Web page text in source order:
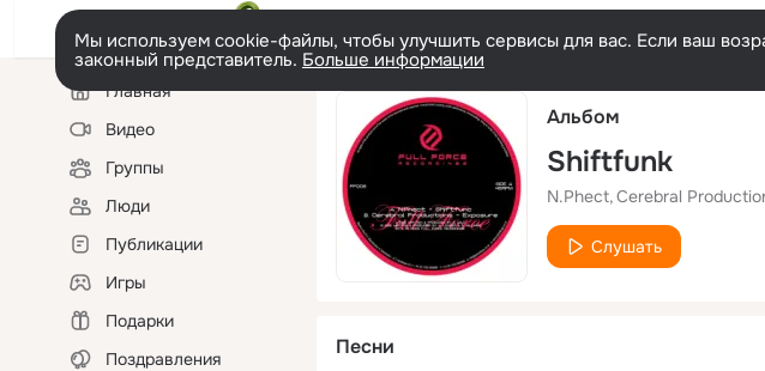
Мы используем cookie-файлы, чтобы улучшить сервисы для вас. Если ваш
законный представитель. Больше информации
Левая
колонкаГлавная
Видео
Группы
Люди
Публикации
Игры
Подарки
Поздравления
Альбом
Shiftfunk
N.Phect Cerebral
Слушать
Песни